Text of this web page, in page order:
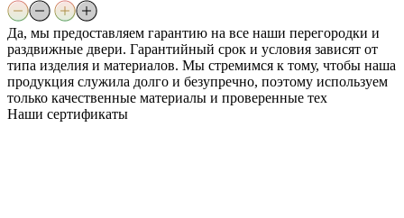
Да, мы предоставляем гарантию на все наши перегородки и
раздвижные двери. Гарантийный срок и условия зависят от
типа изделия и материалов. Мы стремимся к тому, чтобы наша
продукция служила долго и безупречно, поэтому используем
только качественные материалы и проверенные тех
Наши сертификаты